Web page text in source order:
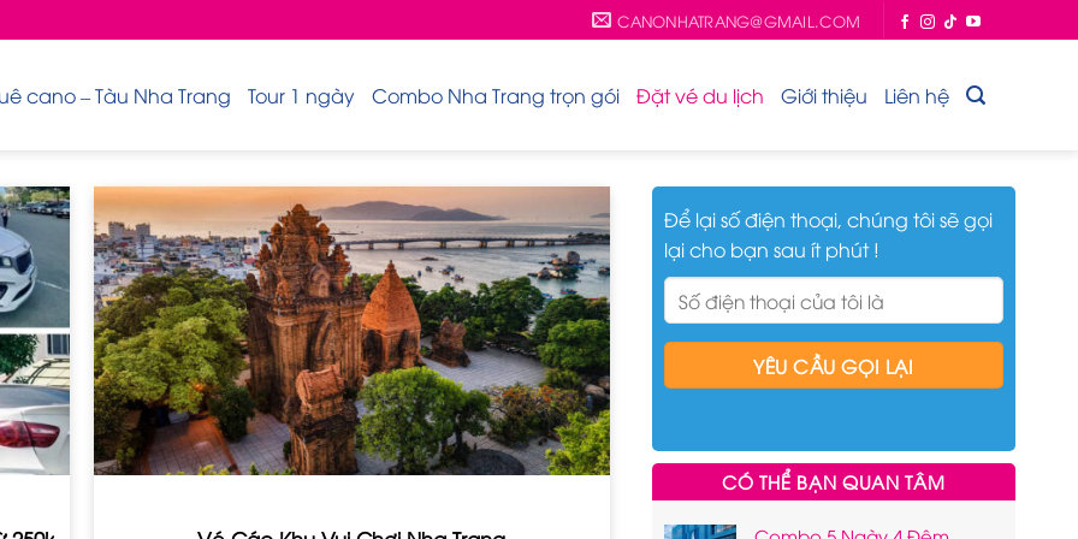
CANONHATRANG@GMAIL.COM
cano – Tàu Nha Trang Tour 1 ngày Combo Nha Trang trọn gói Đặt vé du lịch Giới thiệu Liên hệ
Để lại số điện thoại, chúng tôi sẽ gọi
lại cho bạn sau ít phút !
CÓ THỂ BẠN QUAN TÂM